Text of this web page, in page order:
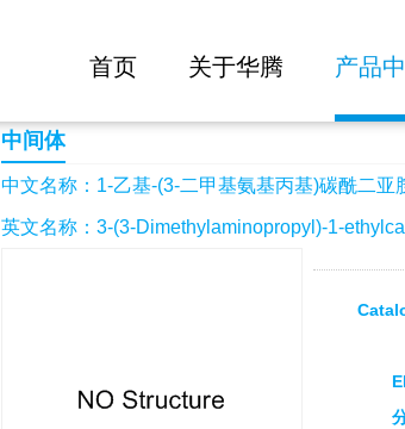
首页 关于华腾 产品
1-乙基-(3-二甲基氨基丙基)碳酰二亚胺盐酸盐
中间体
中文名称：1-乙基-(3-二甲基氨基丙基)碳酰二亚
英文名称：3-(3-Dimethylaminopropyl)-1-